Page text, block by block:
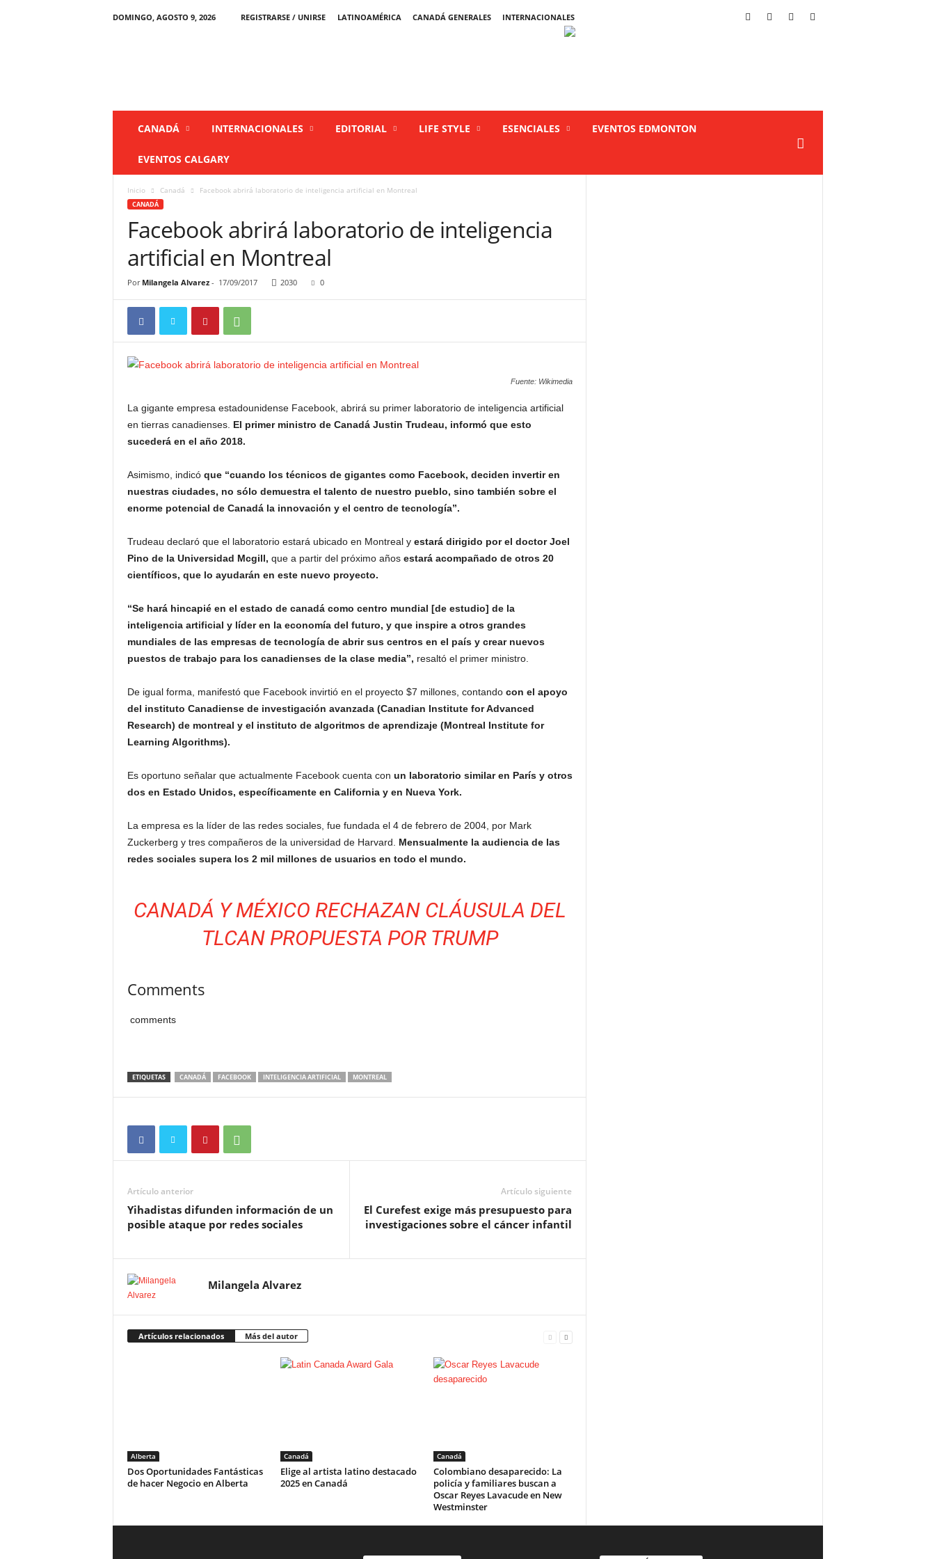
DOMINGO, AGOSTO 9, 2026 REGISTRARSE / UNIRSE LATINOAMÉRICA CANADÁ GENERALES
INTERNACIONALES
CANADÁ INTERNACIONALES EDITORIAL LIFE STYLE ESENCIALES EVENTOS EDMONTON
EVENTOS CALGARY
Inicio Canadá Facebook abrirá laboratorio de inteligencia artificial en Montreal
CANADÁ
Facebook abrirá laboratorio de inteligencia
artificial en Montreal
Por Milangela Alvarez- 17/09/2017 2030 0
Fuente: Wikimedia
La gigante empresa estadounidense Facebook, abrirá su primer laboratorio de inteligencia artificial
en tierras canadienses. El primer ministro de Canadá Justin Trudeau, informó que esto
sucederá en el año 2018.
Asimismo, indicó que “cuando los técnicos de gigantes como Facebook, deciden invertir en
nuestras ciudades, no sólo demuestra el talento de nuestro pueblo, sino también sobre el
enorme potencial de Canadá la innovación y el centro de tecnología”.
Trudeau declaró que el laboratorio estará ubicado en Montreal y estará dirigido por el doctor Joel
Pino de la Universidad Mcgill, que a partir del próximo años estará acompañado de otros 20
científicos, que lo ayudarán en este nuevo proyecto.
“Se hará hincapié en el estado de canadá como centro mundial [de estudio] de la
inteligencia artificial y líder en la economía del futuro, y que inspire a otros grandes
mundiales de las empresas de tecnología de abrir sus centros en el país y crear nuevos
puestos de trabajo para los canadienses de la clase media”, resaltó el primer ministro.
De igual forma, manifestó que Facebook invirtió en el proyecto $7 millones, contando con el apoyo
del instituto Canadiense de investigación avanzada (Canadian Institute for Advanced
Research) de montreal y el instituto de algoritmos de aprendizaje (Montreal Institute for
Learning Algorithms).
Es oportuno señalar que actualmente Facebook cuenta con un laboratorio similar en París y otros
dos en Estado Unidos, específicamente en California y en Nueva York.
La empresa es la líder de las redes sociales, fue fundada el 4 de febrero de 2004, por Mark
Zuckerberg y tres compañeros de la universidad de Harvard. Mensualmente la audiencia de las
redes sociales supera los 2 mil millones de usuarios en todo el mundo.
CANADÁ Y MÉXICO RECHAZAN CLÁUSULA DEL
TLCAN PROPUESTA POR TRUMP
Comments
comments
ETIQUETAS CANADÁ FACEBOOK INTELIGENCIA ARTIFICIAL MONTREAL
Artículo anterior
Yihadistas difunden información de un
posible ataque por redes sociales
Artículo siguiente
El Curefest exige más presupuesto para
investigaciones sobre el cáncer infantil
Milangela Alvarez
Artículos relacionados Más del autor
Alberta
Dos Oportunidades Fantásticas
de hacer Negocio en Alberta
Canadá
Elige al artista latino destacado
2025 en Canadá
Canadá
Colombiano desaparecido: La
policía y familiares buscan a
Oscar Reyes Lavacude en New
Westminster